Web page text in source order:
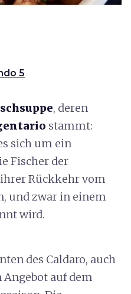
5
, deren
stammt:
sich um ein
Fischer der
Rückkehr vom
und zwar in einem
wird.
des Caldaro, auch
auf dem